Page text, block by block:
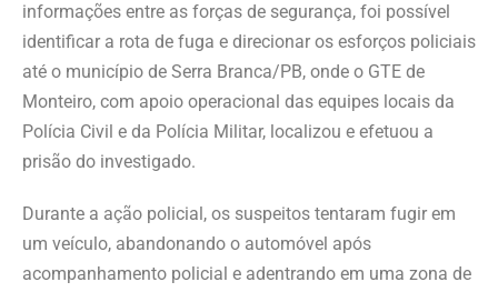
informações entre as forças de segurança, foi possível
identificar a rota de fuga e direcionar os esforços policiais
até o município de Serra Branca/PB, onde o GTE de
Monteiro, com apoio operacional das equipes locais da
Polícia Civil e da Polícia Militar, localizou e efetuou a
prisão do investigado.
Durante a ação policial, os suspeitos tentaram fugir em
um veículo, abandonando o automóvel após
acompanhamento policial e adentrando em uma zona de